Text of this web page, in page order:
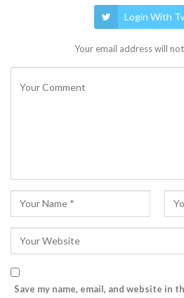
Login With
Your email address will
Save my name, email, and website in